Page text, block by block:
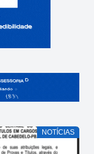
NOTÍCIAS